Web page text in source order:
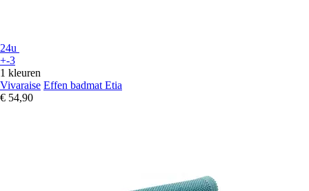
24u
+-3
1 kleuren
Vivaraise Effen badmat Etia
€ 54,90